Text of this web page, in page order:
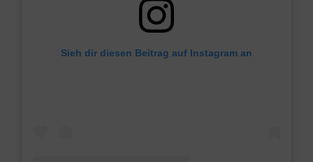
Sieh dir diesen Beitrag auf Instagram an